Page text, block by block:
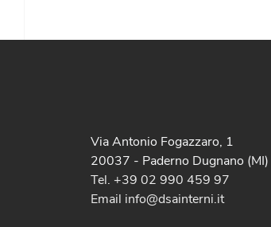
Via Antonio Fogazzaro, 1
20037 - Paderno Dugnano (MI)
Tel. +39 02 990 459 97
Email info@dsainterni.it